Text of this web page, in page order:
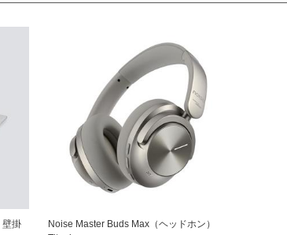
壁掛
Noise Master Buds Max（ヘッドホン）